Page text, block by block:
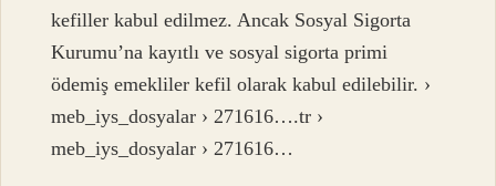
kefiller kabul edilmez. Ancak Sosyal Sigorta
Kurumu’na kayıtlı ve sosyal sigorta primi
ödemiş emekliler kefil olarak kabul edilebilir. ›
meb_iys_dosyalar › 271616….tr ›
meb_iys_dosyalar › 271616…